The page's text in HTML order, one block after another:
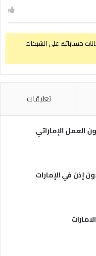
حساباتك على الشبكات
تعليقات
العمل الإماراتي
إذن في الإمارات